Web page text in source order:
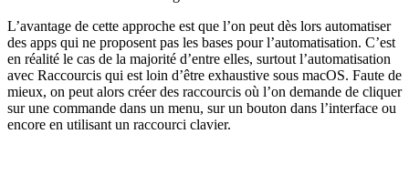
L’avantage de cette approche est que l’on peut dès lors automatiser
des apps qui ne proposent pas les bases pour l’automatisation. C’est
en réalité le cas de la majorité d’entre elles, surtout l’automatisation
avec Raccourcis qui est loin d’être exhaustive sous macOS. Faute de
mieux, on peut alors créer des raccourcis où l’on demande de cliquer
sur une commande dans un menu, sur un bouton dans l’interface ou
encore en utilisant un raccourci clavier.